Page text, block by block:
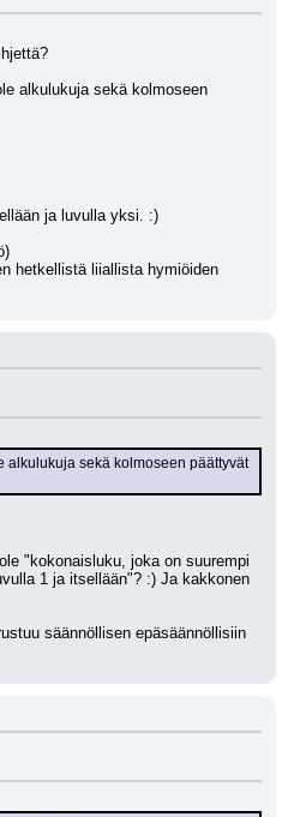
alkulukuja sekä kolmoseen
ja luvulla yksi. :)
hetkellistä liiallista hymiöiden
alkulukuja sekä kolmoseen päättyvät
"kokonaisluku, joka on suurempi
1 ja itsellään"? :) Ja kakkonen
säännöllisen epäsäännöllisiin